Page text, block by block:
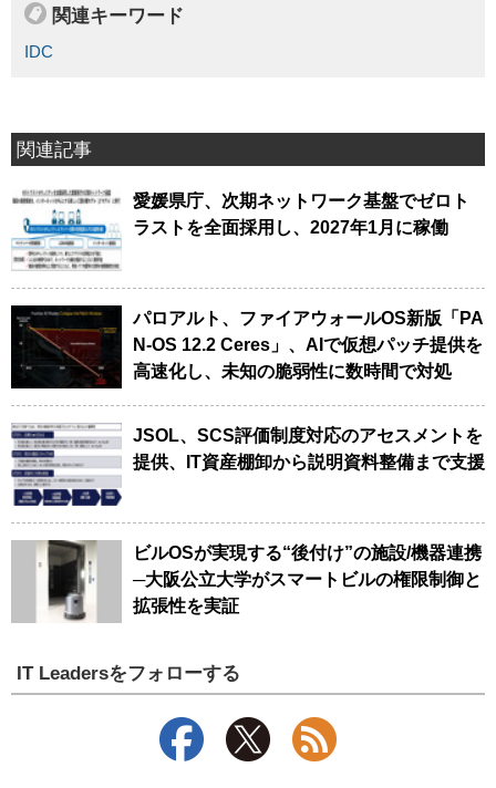
関連キーワード
IDC
関連記事
愛媛県庁、次期ネットワーク基盤でゼロト
ラストを全面採用し、2027年1月に稼働
パロアルト、ファイアウォールOS新版「PA
N-OS 12.2 Ceres」、AIで仮想パッチ提供を
高速化し、未知の脆弱性に数時間で対処
JSOL、SCS評価制度対応のアセスメントを
提供、IT資産棚卸から説明資料整備まで支援
ビルOSが実現する“後付け”の施設/機器連携
─大阪公立大学がスマートビルの権限制御と
拡張性を実証
IT Leadersをフォローする